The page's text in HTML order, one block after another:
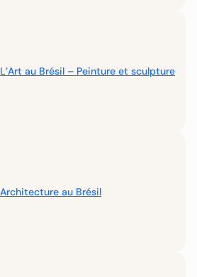
L’Art au Brésil – Peinture et sculpture
Architecture au Brésil